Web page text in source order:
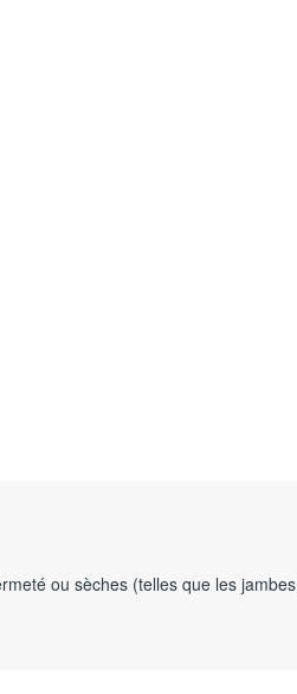
ou sèches (telles que les